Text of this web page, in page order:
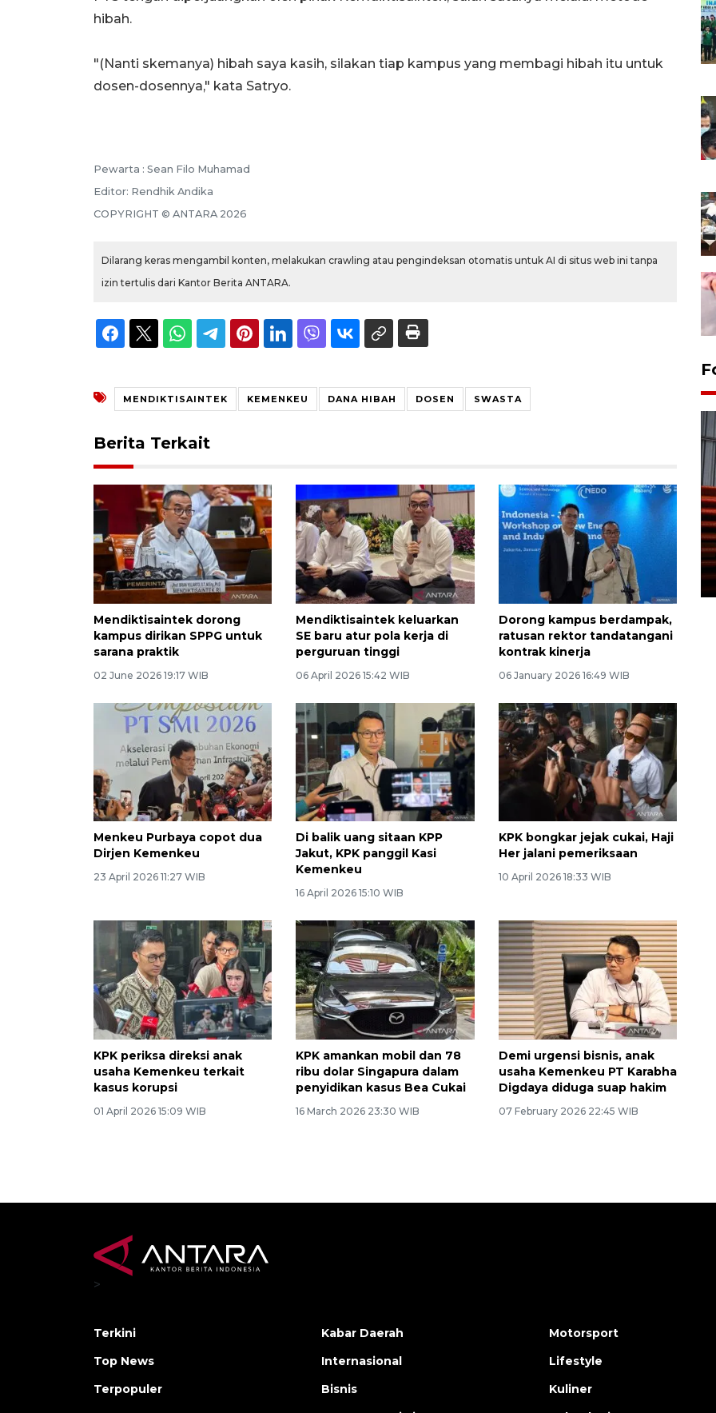
hibah.
"(Nanti skemanya) hibah saya kasih, silakan tiap kampus yang membagi hibah itu untuk
dosen-dosennya," kata Satryo.
Pewarta : Sean Filo Muhamad
Editor: Rendhik Andika
COPYRIGHT © ANTARA 2026
Dilarang keras mengambil konten, melakukan crawling atau pengindeksan otomatis untuk AI di situs web ini tanpa
izin tertulis dari Kantor Berita ANTARA.
MENDIKTISAINTEK KEMENKEU DANA HIBAH DOSEN SWASTA
Berita Terkait
Mendiktisaintek dorong
kampus dirikan SPPG untuk
sarana praktik
02 June 2026 19:17 WIB
Mendiktisaintek keluarkan
SE baru atur pola kerja di
perguruan tinggi
06 April 2026 15:42 WIB
Dorong kampus berdampak,
ratusan rektor tandatangani
kontrak kinerja
06 January 2026 16:49 WIB
Menkeu Purbaya copot dua
Dirjen Kemenkeu
23 April 2026 11:27 WIB
Di balik uang sitaan KPP
Jakut, KPK panggil Kasi
Kemenkeu
16 April 2026 15:10 WIB
KPK bongkar jejak cukai, Haji
Her jalani pemeriksaan
10 April 2026 18:33 WIB
KPK periksa direksi anak
usaha Kemenkeu terkait
kasus korupsi
01 April 2026 15:09 WIB
KPK amankan mobil dan 78
ribu dolar Singapura dalam
penyidikan kasus Bea Cukai
16 March 2026 23:30 WIB
Demi urgensi bisnis, anak
usaha Kemenkeu PT Karabha
Digdaya diduga suap hakim
07 February 2026 22:45 WIB
Prediksi puncak musim
kemarau di Kalimantan
Tengah
22 July 2026 17:18 WIB
>
Terkini
Top News
Terpopuler
Kabar Daerah
Internasional
Bisnis
Motorsport
Lifestyle
Kuliner